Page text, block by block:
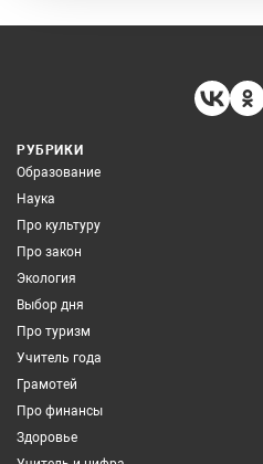
РУБРИКИ
Образование
Наука
Про культуру
Про закон
Экология
Выбор дня
Про туризм
Учитель года
Грамотей
Про финансы
Здоровье